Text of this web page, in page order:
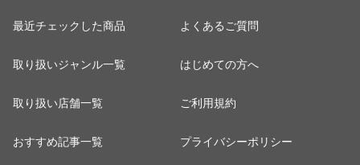
最近チェックした商品
取り扱いジャンル一覧
取り扱い店舗一覧
おすすめ記事一覧
よくあるご質問
はじめての方へ
ご利用規約
プライバシーポリシー